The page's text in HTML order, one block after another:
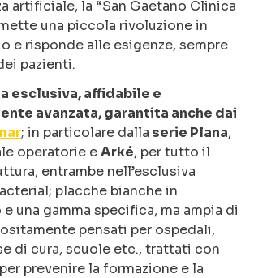
artificiale, la “San Gaetano Clinica
una piccola rivoluzione in
e risponde alle esigenze, sempre
pazienti.
esclusiva, affidabile e
avanzata, garantita anche dai
; in particolare dalla serie Plana,
operatorie eArké, per tutto il
entrambe nell’esclusiva
placche bianche in
una gamma specifica, ma ampia di
pensati per ospedali,
di cura, scuole etc., trattati con
prevenire la formazione e la